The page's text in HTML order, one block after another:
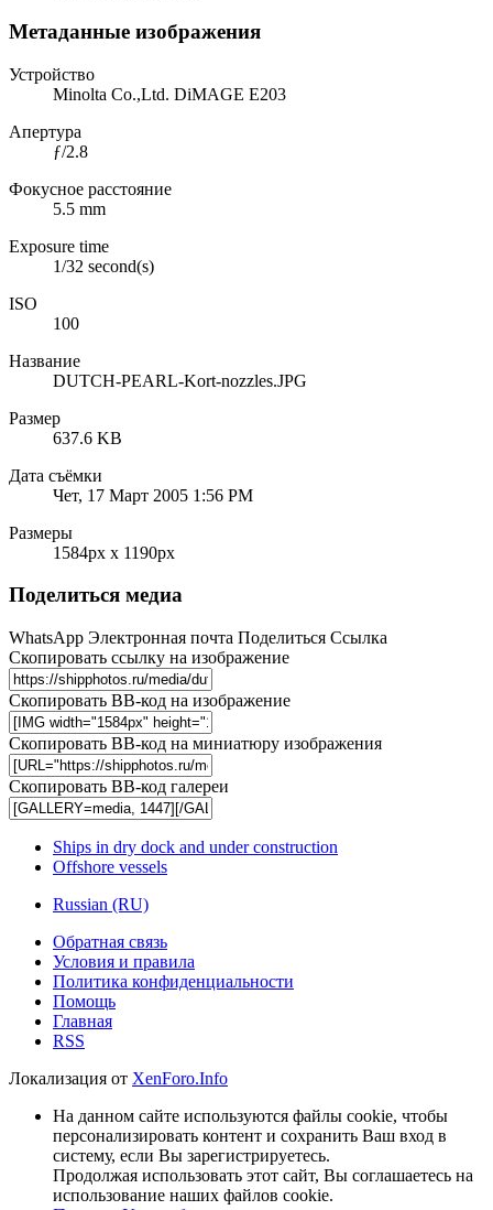
Метаданные изображения
Устройство
Minolta Co.,Ltd. DiMAGE E203
Апертура
ƒ/2.8
Фокусное расстояние
5.5 mm
Exposure time
1/32 second(s)
ISO
100
Название
DUTCH-PEARL-Kort-nozzles.JPG
Размер
637.6 KB
Дата съёмки
Чет, 17 Март 2005 1:56 PM
Размеры
1584px x 1190px
Поделиться медиа
WhatsApp Электронная почта Поделиться Ссылка
Скопировать ссылку на изображение
Скопировать BB-код на изображение
Скопировать BB-код на миниатюру изображения
Скопировать BB-код галереи
Ships in dry dock and under construction
Offshore vessels
Russian (RU)
Обратная связь
Условия и правила
Политика конфиденциальности
Помощь
Главная
RSS
Локализация от XenForo.Info
На данном сайте используются файлы cookie, чтобы
персонализировать контент и сохранить Ваш вход в
систему, если Вы зарегистрируетесь.
Продолжая использовать этот сайт, Вы соглашаетесь на
использование наших файлов cookie.